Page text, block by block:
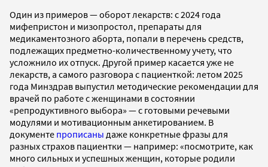
Один из примеров — оборот лекарств: с 2024 года
мифепристон и мизопростол, препараты для
медикаментозного аборта, попали в перечень средств,
подлежащих предметно-количественному учету, что
усложнило их отпуск. Другой пример касается уже не
лекарств, а самого разговора с пациенткой: летом 2025
года Минздрав выпустил методические рекомендации для
врачей по работе с женщинами в состоянии
«репродуктивного выбора» — с готовыми речевыми
модулями и мотивационным анкетированием. В
документе прописаны даже конкретные фразы для
разных страхов пациентки — например: «посмотрите, как
много сильных и успешных женщин, которые родили